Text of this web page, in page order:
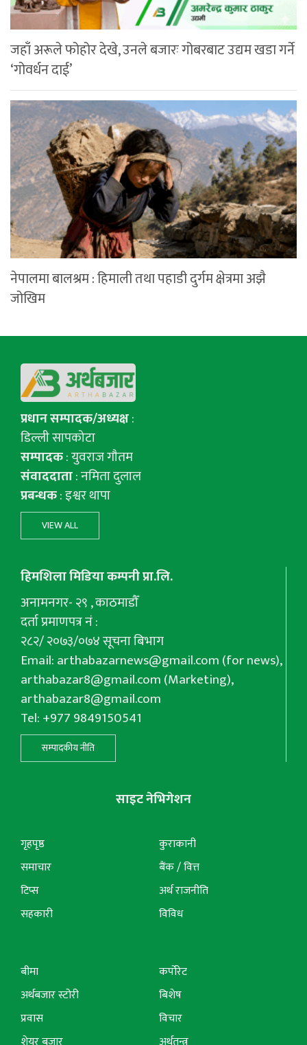
जहाँ अरूले फोहोर देखे, उनले बजारः गोबरबाट उद्यम खडा गर्ने
‘गोवर्धन दाई’
नेपालमा बालश्रम : हिमाली तथा पहाडी दुर्गम क्षेत्रमा अझै
जोखिम
प्रधान सम्पादक/अध्यक्ष:
डिल्ली सापकोटा
सम्पादक: युवराज गाैतम
संवाददाता: नमिता दुलाल
प्रबन्धक: इश्वर थापा
VIEW ALL
हिमशिला मिडिया कम्पनी प्रा.लि.
अनामनगर- २९ , काठमाडौँ
दर्ता प्रमाणपत्र नं :
२८२/ २०७३/०७४ सूचना बिभाग
Email:arthabazarnews@gmail.com(for news),
arthabazar8@gmail.com(Marketing),
arthabazar8@gmail.com
Tel: +977 9849150541
सम्पादकीय नीति
साइट नेभिगेशन
गृहपृष्ठ
समाचार
टिप्स
सहकारी
कुराकानी
बैंक / वित्त
अर्थ राजनीति
विविध
बीमा
अर्थबजार स्टोरी
प्रवास
कर्पोरेट
बिशेष
विचार